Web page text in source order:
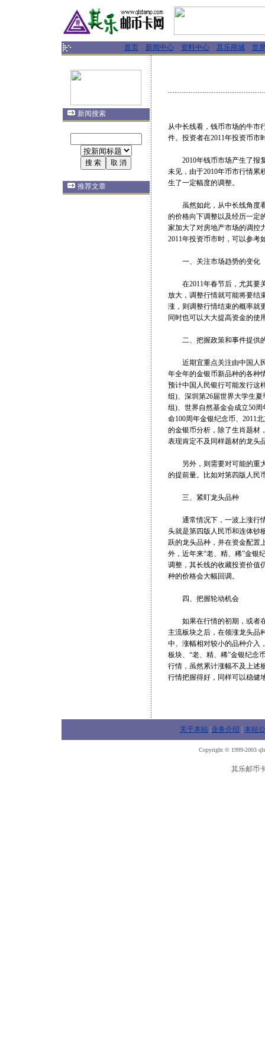
首页 新闻中心 资料中心 其乐商城 世
新闻搜索
推荐文章
从中长线看，钱币市场的牛市
件。投资者在2011年投资币
2010年钱币市场产生了报复
未见，由于2010年币市行情累
生了一定幅度的调整。
虽然如此，从中长线角度看
的价格向下调整以及经历一定
家加大了对房地产市场的调控
2011年投资币市时，可以参考
一、关注市场趋势的变化
在2011年春节后，尤其要关
放大，调整行情就可能将要结
涨，则调整行情结束的概率就
同时也可以大大提高资金的使
二、把握政策和事件提供
近期宜重点关注由中国人民
年全年的金银币新品种的各种
预计中国人民银行可能发行这
组)、深圳第26届世界大学生
组)、世界自然基金会成立50
命100周年金银纪念币、2011
的金银币分析，除了生肖题材
表现肯定不及同样题材的龙头
另外，则需要对可能的重大
的提前量。比如对第四版人民
三、紧盯龙头品种
通常情况下，一波上涨行情
头就是第四版人民币和连体钞
跃的龙头品种，并在资金配置
外，近年来“老、精、稀”金银
调整，其长线的收藏投资价值
种的价格会大幅回调。
四、把握轮动机会
如果在行情的初期，或者在
主流板块之后，在领涨龙头品
中、涨幅相对较小的品种介入
板块、“老、精、稀”金银纪念
行情，虽然累计涨幅不及上述
行情把握得好，同样可以稳健
关于本站 业务介绍 本站
Copyright © 1999-2003
其乐邮币